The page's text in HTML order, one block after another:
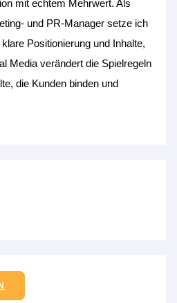
mit echtem Mehrwert. Als
und PR-Manager setze ich
Positionierung und Inhalte,
Media verändert die Spielregeln
die Kunden binden und